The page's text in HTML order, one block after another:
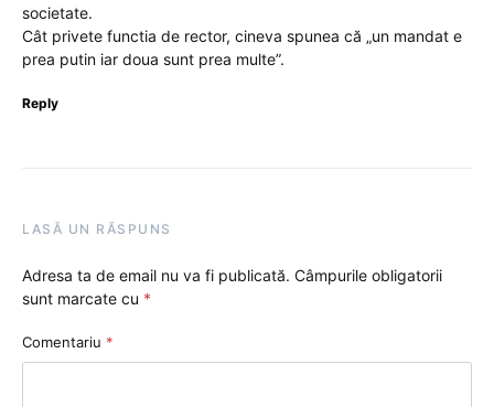
societate.
Cât privete functia de rector, cineva spunea că „un mandat e
prea putin iar doua sunt prea multe”.
Reply
LASĂ UN RĂSPUNS
Adresa ta de email nu va fi publicată. Câmpurile obligatorii
sunt marcate cu *
Comentariu *